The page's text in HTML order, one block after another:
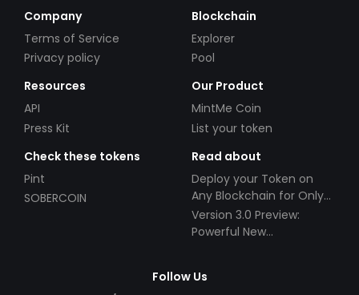
Company
Terms of Service
Privacy policy
Blockchain
Explorer
Pool
Resources
API
Press Kit
Our Product
MintMe Coin
List your token
Check these tokens
Pint
SOBERCOIN
Read about
Deploy your Token on
Any Blockchain for Only
$49!
Version 3.0 Preview:
Powerful New
Follow Us